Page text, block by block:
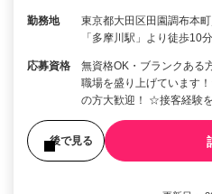
勤務地
東京都大田区田園調布本
「多摩川駅」より徒歩10分
応募資格
無資格OK・ブランクあ
職場を盛り上げています
の方大歓迎！ ☆接客経験
後で見る